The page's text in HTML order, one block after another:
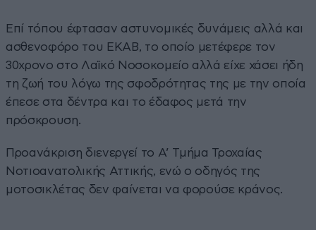
Επί τόπου έφτασαν αστυνομικές δυνάμεις αλλά και
ασθενοφόρο του ΕΚΑΒ, το οποίο μετέφερε τον
30χρονο στο Λαϊκό Νοσοκομείο αλλά είχε χάσει ήδη
τη ζωή του λόγω της σφοδρότητας της με την οποία
έπεσε στα δέντρα και το έδαφος μετά την
πρόσκρουση.
Προανάκριση διενεργεί το Α’ Τμήμα Τροχαίας
Νοτιοανατολικής Αττικής, ενώ ο οδηγός της
μοτοσικλέτας δεν φαίνεται να φορούσε κράνος.